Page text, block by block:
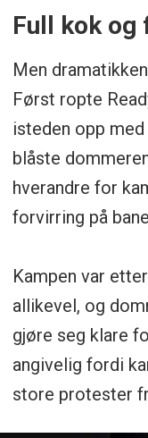
Full kok og
Men
Først ropte
isteden opp
blåste
hverandre for
forvirring på
Kampen var
allikevel, og
gjøre seg klare
angivelig fordi
store protester